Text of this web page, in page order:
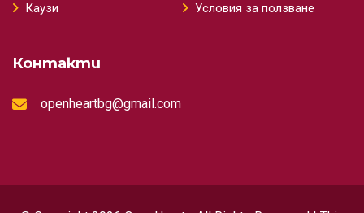
Каузи
Условия за ползване
Контакти
openheartbg@gmail.com